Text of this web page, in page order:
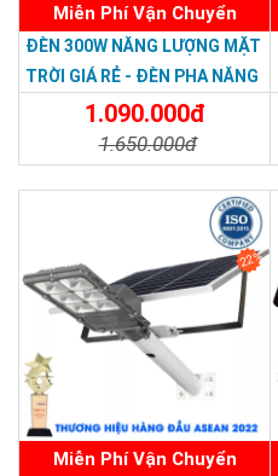
Thương hiệu dẫn
Miễn Phí Vận Chuyển
ĐÈN 300W NĂNG LƯỢNG MẶT
TRỜI GIÁ RẺ - ĐÈN PHA NĂNG
LƯỢNG MẶT TRỜI 300W MẪU
1.090.000đ
1.650.000đ
22%
Miễn Phí Vận Chuyển